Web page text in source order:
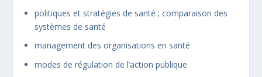
politiques et stratégies de santé ; comparaison des
systèmes de santé
management des organisations en santé
modes de régulation de l’action publique